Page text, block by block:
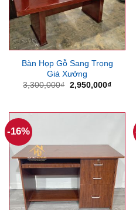
Bàn Họp Gỗ Sang Trọng
Giá Xưởng
3,300,000₫ Giá
2,950,000₫Giá
-16%